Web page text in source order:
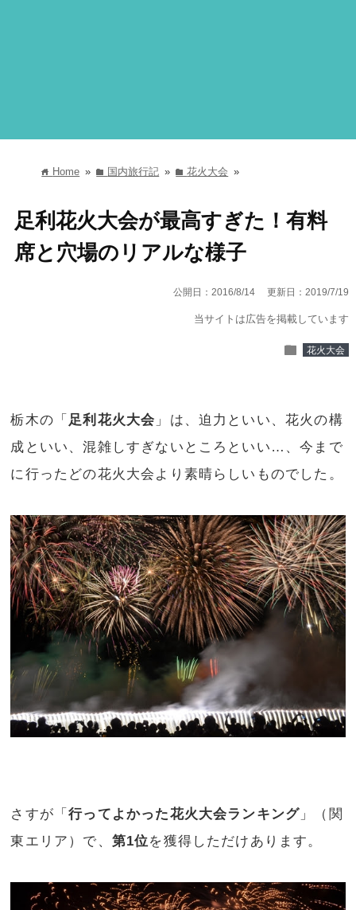
home Home » folder 国内旅行記 » folder花火大会 »
足利花火大会が最高すぎた！有料
席と穴場のリアルな様子
公開日：2016/8/14 更新日：2019/7/19
当サイトは広告を掲載しています
folder 花火大会
栃木の「 足利花火大会 」は、迫力といい、花火の構
成といい、混雑しすぎないところといい…、今まで
に行ったどの花火大会より素晴らしいものでした。
さすが「行ってよかった花火大会ランキング 」（関
東エリア）で、 第1位を獲得しただけあります。